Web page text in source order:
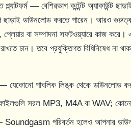
— বেশিরভাগ কন্টেন্ট অ্যাকাউন্ট
ডাউনলোড করতে পারেন। আরও
বা সম্পাদনা সফটওয়্যারে কাজ করে।
চান। তবে প্রযুক্তিগত বিধিনিষেধ না
যেকোনো পাবলিক লিঙ্ক থেকে ডাউনলোড
সরল MP3, M4A বা WAV; কোনো
পরিবর্তন হলেও আপনার